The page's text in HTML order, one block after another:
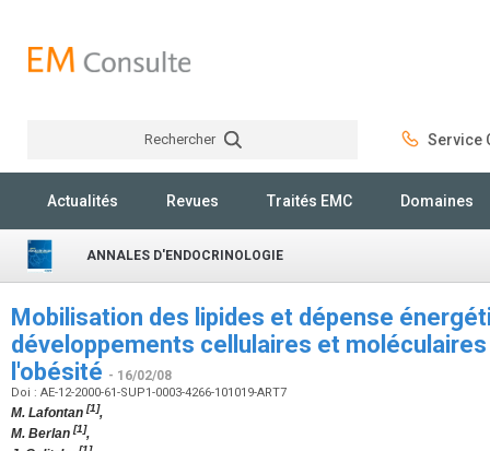
Rechercher Service
Actualités Revues Traités EMC Domaines
ANNALES D'ENDOCRINOLOGIE
Mobilisation des lipides et dépense
développements cellulaires et
l'obésité - 16/02/08
Doi : AE-12-2000-61-SUP1-0003-4266-101019-ART7
M. Lafontan [1],
M. Berlan [1],